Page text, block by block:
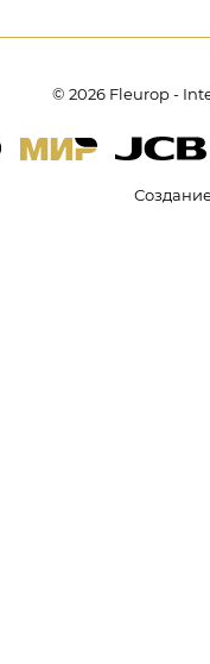
© 2026 Fleurop -